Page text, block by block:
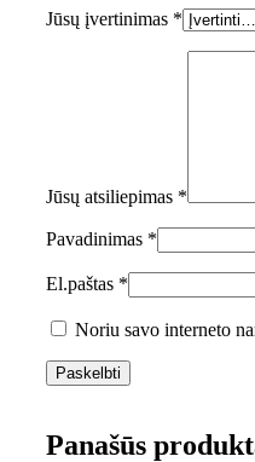
Jūsų įvertinimas *
Jūsų atsiliepimas *
Pavadinimas *
El.paštas *
Noriu savo interneto
Panašūs